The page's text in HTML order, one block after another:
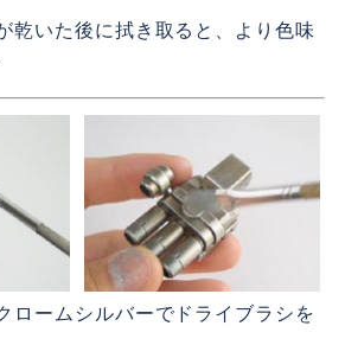
乾いた後に拭き取ると、より色味
ロームシルバーでドライブラシを